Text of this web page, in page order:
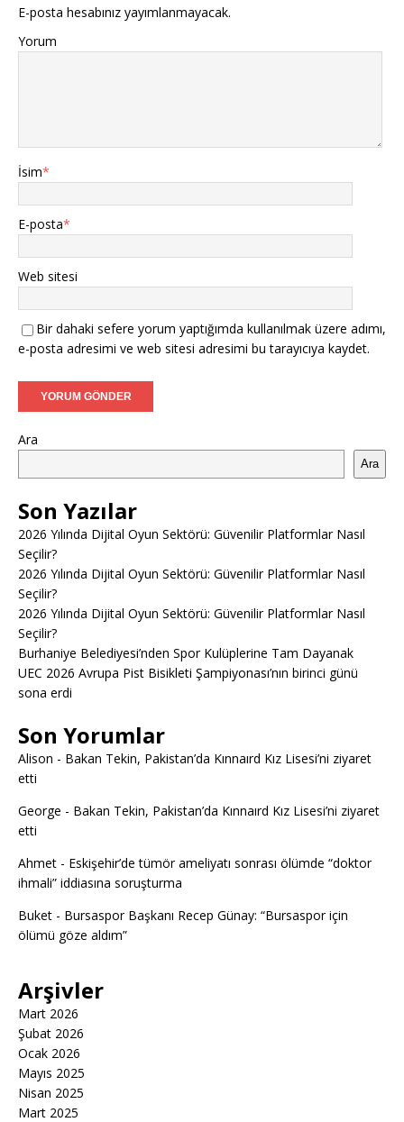
E-posta hesabınız yayımlanmayacak.
Yorum
İsim*
E-posta*
Web sitesi
Bir dahaki sefere yorum yaptığımda kullanılmak üzere adımı,
e-posta adresimi ve web sitesi adresimi bu tarayıcıya kaydet.
Ara
Ara
Son Yazılar
2026 Yılında Dijital Oyun Sektörü: Güvenilir Platformlar Nasıl
Seçilir?
2026 Yılında Dijital Oyun Sektörü: Güvenilir Platformlar Nasıl
Seçilir?
2026 Yılında Dijital Oyun Sektörü: Güvenilir Platformlar Nasıl
Seçilir?
Burhaniye Belediyesi’nden Spor Kulüplerine Tam Dayanak
UEC 2026 Avrupa Pist Bisikleti Şampiyonası’nın birinci günü
sona erdi
Son Yorumlar
Alison - Bakan Tekin, Pakistan’da Kınnaırd Kız Lisesi’ni ziyaret
etti
George - Bakan Tekin, Pakistan’da Kınnaırd Kız Lisesi’ni ziyaret
etti
Ahmet - Eskişehir’de tümör ameliyatı sonrası ölümde “doktor
ihmali” iddiasına soruşturma
Buket - Bursaspor Başkanı Recep Günay: “Bursaspor için
ölümü göze aldım”
Arşivler
Mart 2026
Şubat 2026
Ocak 2026
Mayıs 2025
Nisan 2025
Mart 2025